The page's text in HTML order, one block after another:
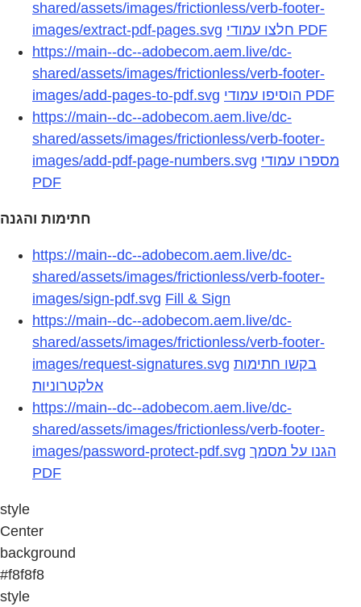
shared/assets/images/frictionless/verb-footer-
images/extract-pdf-pages.svg
חלצו עמודי PDF
https://main--dc--adobecom.aem.live/dc-
shared/assets/images/frictionless/verb-footer-
images/add-pages-to-pdf.svg
הוסיפו עמודי PDF
https://main--dc--adobecom.aem.live/dc-
shared/assets/images/frictionless/verb-footer-
images/add-pdf-page-numbers.svg מספרו עמודי
PDF
חתימות והגנה
https://main--dc--adobecom.aem.live/dc-
shared/assets/images/frictionless/verb-footer-
images/sign-pdf.svg Fill & Sign
https://main--dc--adobecom.aem.live/dc-
shared/assets/images/frictionless/verb-footer-
images/request-signatures.svg בקשו חתימות
אלקטרוניות
https://main--dc--adobecom.aem.live/dc-
shared/assets/images/frictionless/verb-footer-
images/password-protect-pdf.svg הגנו על מסמך
PDF
style
Center
background
#f8f8f8
style